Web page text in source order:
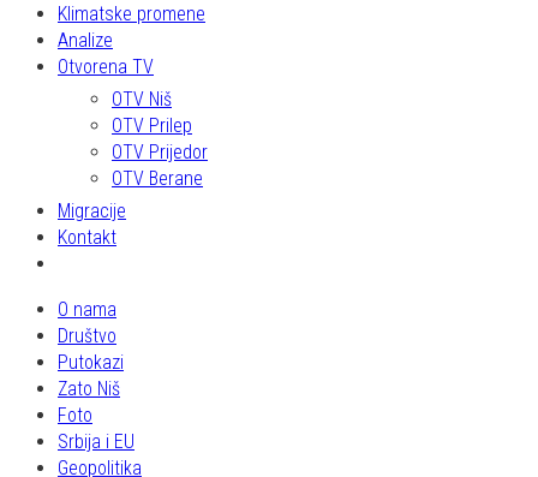
Klimatske promene
Analize
Otvorena TV
OTV Niš
OTV Prilep
OTV Prijedor
OTV Berane
Migracije
Kontakt
O nama
Društvo
Putokazi
Zato Niš
Foto
Srbija i EU
Geopolitika